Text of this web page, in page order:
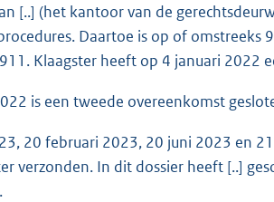
(het kantoor van de
Daartoe is op of
Klaagster heeft op 4 januari 2022
is een tweede overeenkomst
februari 2023, 20 juni 2023 en
verzonden. In dit dossier heeft [..]